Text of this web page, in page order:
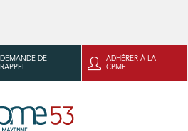
DEMANDE DE
RAPPEL
ADHÉRER À LA
CPME